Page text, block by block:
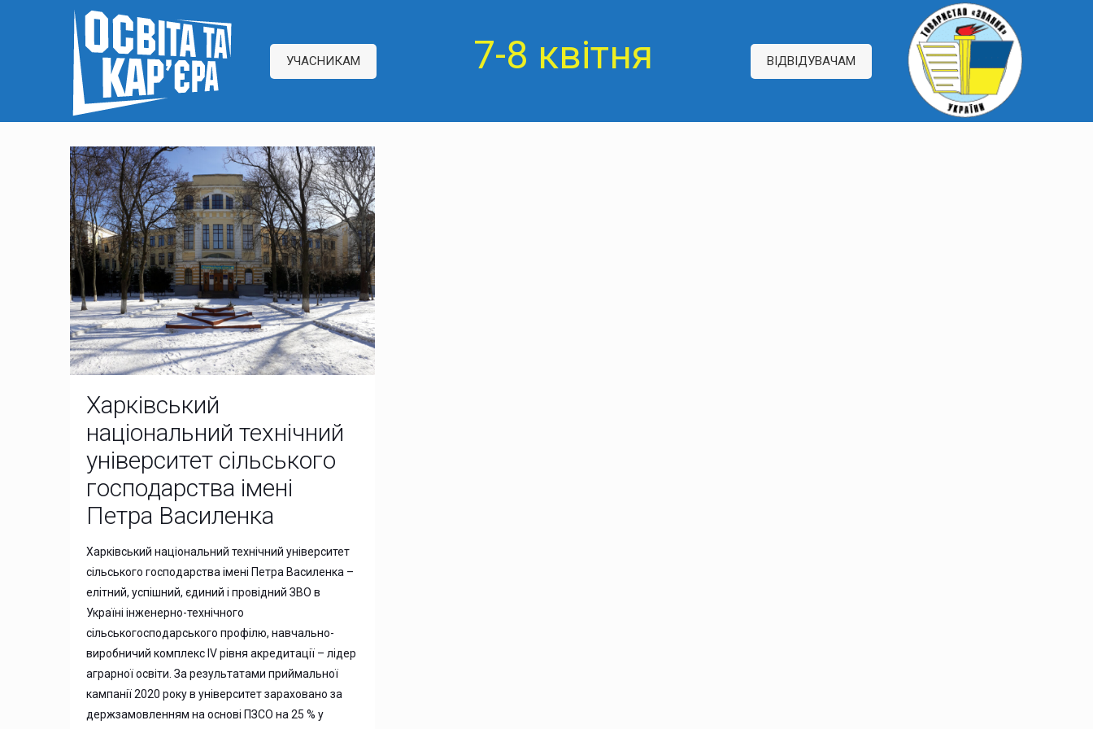
УЧАСНИКАМ 7-8 квітня ВІДВІДУВАЧАМ
Харківський
національний технічний
університет сільського
господарства імені
Петра Василенка
Харківський національний технічний університет
сільського господарства імені Петра Василенка –
елітний, успішний, єдиний і провідний ЗВО в
Україні інженерно-технічного
сільськогосподарського профілю, навчально-
виробничий комплекс IV рівня акредитації – лідер
аграрної освіти. За результатами приймальної
кампанії 2020 року в університет зараховано за
держзамовленням на основі ПЗСО на 25 % у